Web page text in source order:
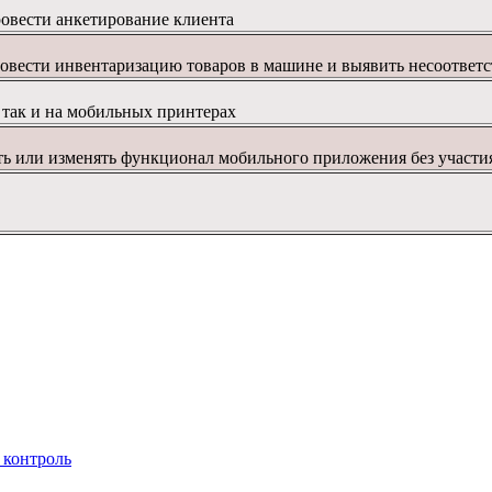
анкетирование клиента
инвентаризацию товаров в машине и выявить
так и на мобильных принтерах
или изменять функционал мобильного приложения без